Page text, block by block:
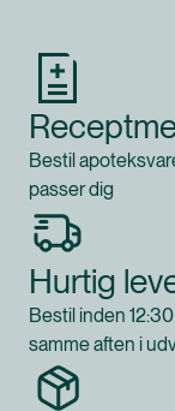
Bestil
passer dig
Hurtig
Bestil inden
samme aften i